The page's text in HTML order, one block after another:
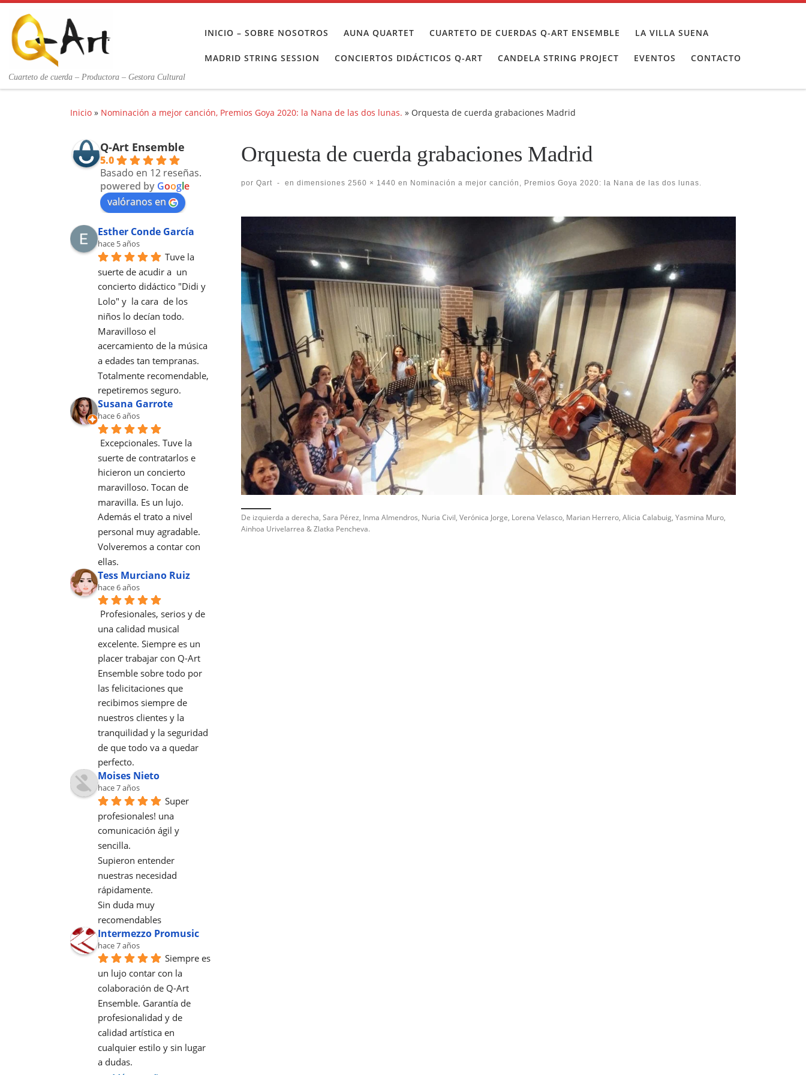
Saltar al contenido
Cuarteto de cuerda – Productora – Gestora Cultural
INICIO – SOBRE NOSOTROS AUNA QUARTET CUARTETO DE CUERDAS Q-ART ENSEMBLE LA VILLA SUENA
MADRID STRING SESSION CONCIERTOS DIDÁCTICOS Q-ART CANDELA STRING PROJECT EVENTOS CONTACTO
Inicio » Nominación a mejor canción, Premios Goya 2020: la Nana de las dos lunas. » Orquesta de cuerda grabaciones Madrid
Orquesta de cuerda grabaciones Madrid
por Qart - en dimensiones 2560 × 1440 en Nominación a mejor canción, Premios Goya 2020: la Nana de las dos lunas.
Navegación de imágenes
De izquierda a derecha, Sara Pérez, Inma Almendros, Nuria Civil, Verónica Jorge, Lorena Velasco, Marian Herrero, Alicia Calabuig, Yasmina Muro,
Ainhoa Urivelarrea & Zlatka Pencheva.
Q-Art Ensemble
5.0
Basado en 12 reseñas.
powered by Google
valóranos en
Esther Conde García
hace 5 años
Tuve la
suerte de acudir a  un
concierto didáctico "Didi y
Lolo" y  la cara  de los
niños lo decían todo.
Maravilloso el
acercamiento de la música
a edades tan tempranas.
Totalmente recomendable,
repetiremos seguro.
Susana Garrote
hace 6 años
Excepcionales. Tuve la
suerte de contratarlos e
hicieron un concierto
maravilloso. Tocan de
maravilla. Es un lujo.
Además el trato a nivel
personal muy agradable.
Volveremos a contar con
ellas.
Tess Murciano Ruiz
hace 6 años
Profesionales, serios y de
una calidad musical
excelente. Siempre es un
placer trabajar con Q-Art
Ensemble sobre todo por
las felicitaciones que
recibimos siempre de
nuestros clientes y la
tranquilidad y la seguridad
de que todo va a quedar
perfecto.
Moises Nieto
hace 7 años
Super
profesionales! una
comunicación ágil y
sencilla.
Supieron entender
nuestras necesidad
rápidamente.
Sin duda muy
recomendables
Intermezzo Promusic
hace 7 años
Siempre es
un lujo contar con la
colaboración de Q-Art
Ensemble. Garantía de
profesionalidad y de
calidad artística en
cualquier estilo y sin lugar
a dudas.